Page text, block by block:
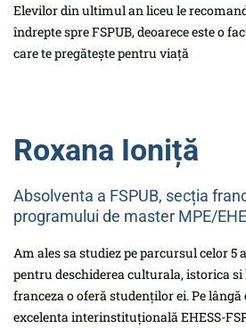
Elevilor din ultimul an liceu le
îndrepte spre FSPUB, deoarece este o
care te pregătește pentru viață
Roxana Ioniță
Absolventa a FSPUB, secția
programului de master MPE/
Am ales sa studiez pe parcursul celor 5
pentru deschiderea culturala, istorica
franceza o oferă studenților ei. Pe
excelenta interinstituțională EHESS-